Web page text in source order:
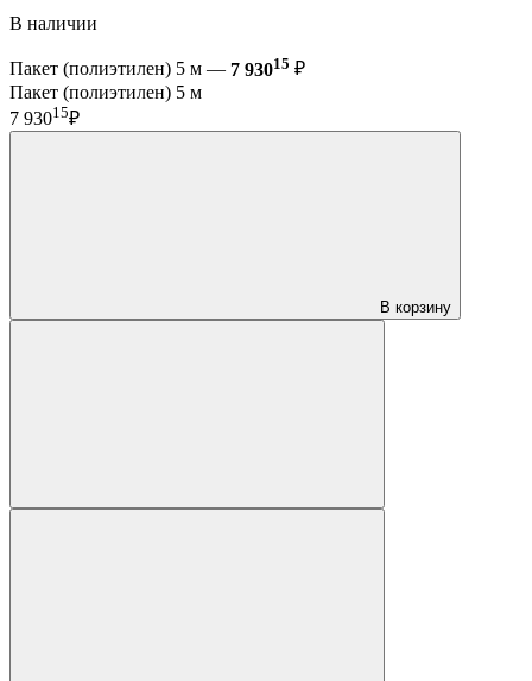
В наличии
Пакет (полиэтилен) 5 м — 7 93015 ₽
Пакет (полиэтилен) 5 м
7 93015₽
В корзину